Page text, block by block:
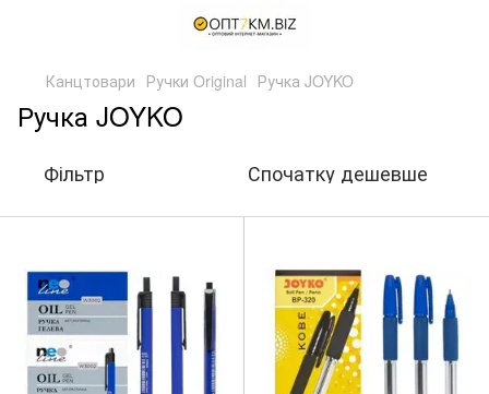
Канцтовари Ручки Original Ручка JOYKO
Ручка JOYKO
Фільтр Спочатку дешевше